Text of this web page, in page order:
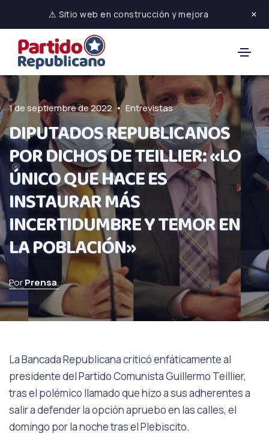
⚠ Sitio web en construcción y mejora ×
1 de septiembre de 2022 • Entrevistas
DIPUTADOS REPUBLICANOS
POR DICHOS DE TEILLIER: «LO
ÚNICO QUE HACE ES
INSTAURAR MÁS
INCERTIDUMBRE Y TEMOR EN
LA POBLACIÓN»
PorPrensa.
La Bancada Republicana criticó enfáticamente al
presidente del Partido Comunista Guillermo Teillier,
tras el polémico llamado que hizo a sus adherentes a
salir a defender la opción apruebo en las calles, el
domingo por la noche tras el Plebiscito.